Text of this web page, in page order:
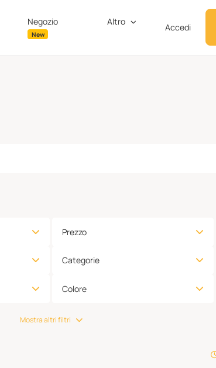
Negozio
New
Altro
Accedi
Prezzo
Categorie
Colore
Mostra altri filtri